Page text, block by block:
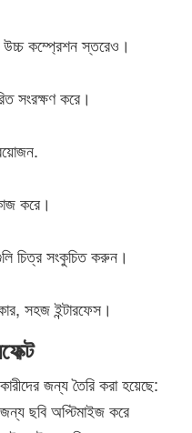
উচ্চ কম্প্রেশন স্তরেও।
সংরক্ষণ করে।
করে।
চিত্র সংকুচিত করুন।
সহজ ইন্টারফেস।
জন্য তৈরি করা হয়েছে:
ছবি অপ্টিমাইজ করে